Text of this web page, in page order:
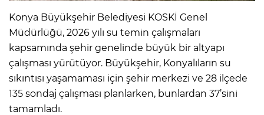
Konya Büyükşehir Belediyesi KOSKİ Genel
Müdürlüğü, 2026 yılı su temin çalışmaları
kapsamında şehir genelinde büyük bir altyapı
çalışması yürütüyor. Büyükşehir, Konyalıların su
sıkıntısı yaşamaması için şehir merkezi ve 28 ilçede
135 sondaj çalışması planlarken, bunlardan 37’sini
tamamladı.